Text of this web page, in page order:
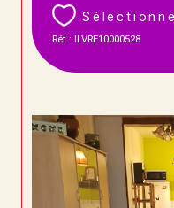
Réf : ILVRE10000528